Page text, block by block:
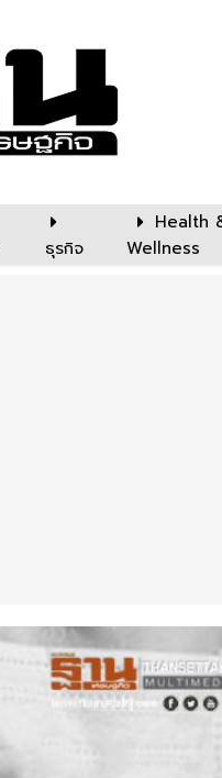
ธุรกิจ
Health
Wellness